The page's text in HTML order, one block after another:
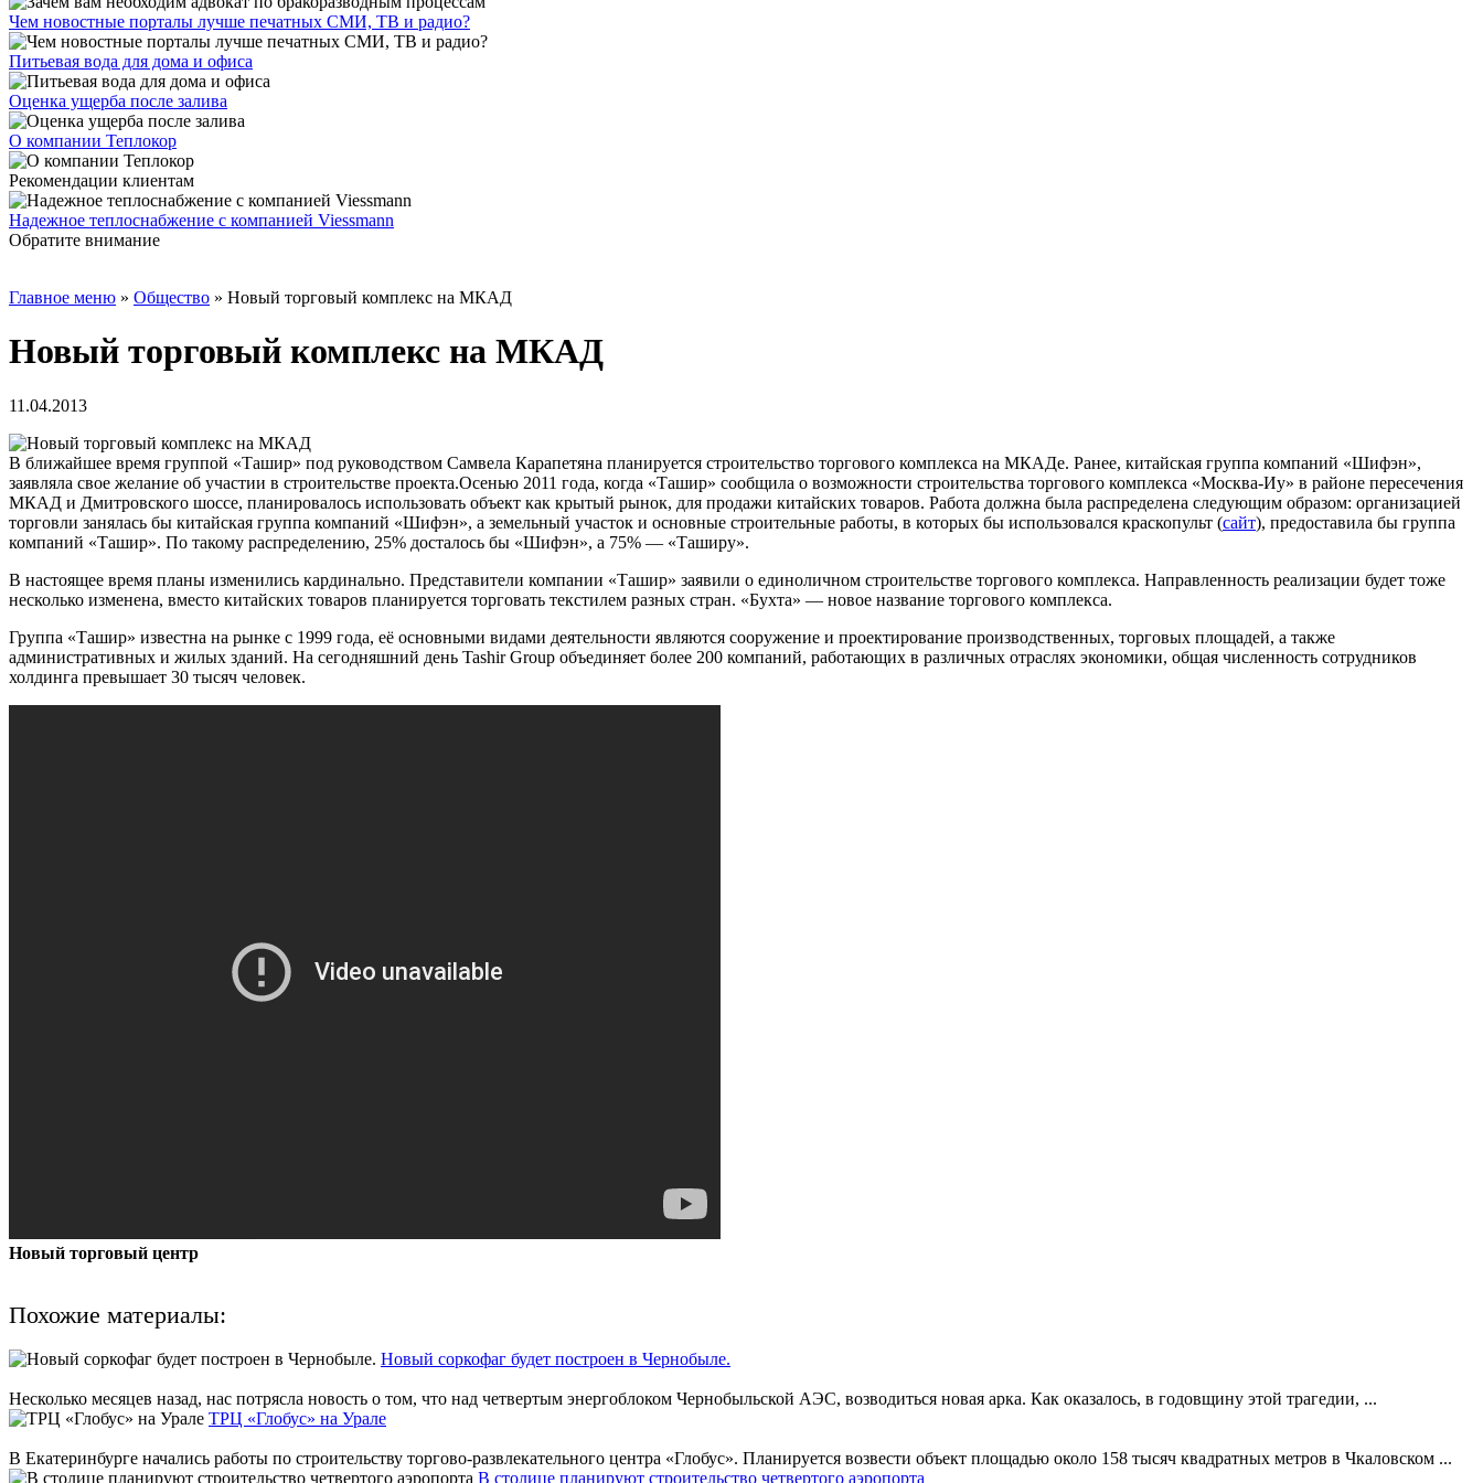
Чем новостные порталы лучше печатных СМИ, ТВ и радио?
Питьевая вода для дома и офиса
Оценка ущерба после залива
О компании Теплокор
Рекомендации клиентам
Надежное теплоснабжение с компанией Viessmann
Обратите внимание
Главное меню » Общество » Новый торговый комплекс на МКАД
Новый торговый комплекс на МКАД
11.04.2013
В ближайшее время группой «Ташир» под руководством Самвела Карапетяна планируется строительство торгового комплекса на МКАДе. Ранее, китайская группа компаний «Шифэн»,
заявляла свое желание об участии в строительстве проекта.Осенью 2011 года, когда «Ташир» сообщила о возможности строительства торгового комплекса «Москва-Иу» в районе пересечения
МКАД и Дмитровского шоссе, планировалось использовать объект как крытый рынок, для продажи китайских товаров. Работа должна была распределена следующим образом: организацией
торговли занялась бы китайская группа компаний «Шифэн», а земельный участок и основные строительные работы, в которых бы использовался краскопульт (сайт), предоставила бы группа
компаний «Ташир». По такому распределению, 25% досталось бы «Шифэн», а 75% — «Таширу».
В настоящее время планы изменились кардинально. Представители компании «Ташир» заявили о единоличном строительстве торгового комплекса. Направленность реализации будет тоже
несколько изменена, вместо китайских товаров планируется торговать текстилем разных стран. «Бухта» — новое название торгового комплекса.
Группа «Ташир» известна на рынке с 1999 года, её основными видами деятельности являются сооружение и проектирование производственных, торговых площадей, а также
административных и жилых зданий. На сегодняшний день Tashir Group объединяет более 200 компаний, работающих в различных отраслях экономики, общая численность сотрудников
холдинга превышает 30 тысяч человек.
Новый торговый центр
Похожие материалы:
Новый соркофаг будет построен в Чернобыле.
Несколько месяцев назад, нас потрясла новость о том, что над четвертым энергоблоком Чернобыльской АЭС, возводиться новая арка. Как оказалось, в годовщину этой трагедии, ...
ТРЦ «Глобус» на Урале
В Екатеринбурге начались работы по строительству торгово-развлекательного центра «Глобус». Планируется возвести объект площадью около 158 тысяч квадратных метров в Чкаловском ...
В столице планируют строительство четвертого аэропорта